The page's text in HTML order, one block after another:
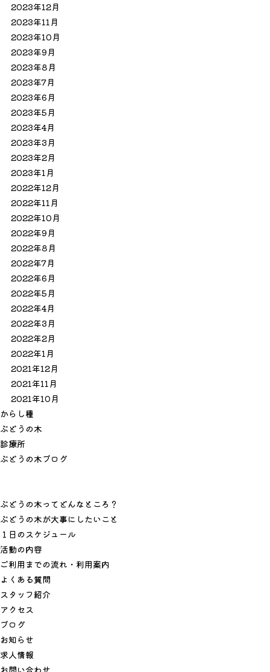
2023年12月
2023年11月
2023年10月
2023年9月
2023年8月
2023年7月
2023年6月
2023年5月
2023年4月
2023年3月
2023年2月
2023年1月
2022年12月
2022年11月
2022年10月
2022年9月
2022年8月
2022年7月
2022年6月
2022年5月
2022年4月
2022年3月
2022年2月
2022年1月
2021年12月
2021年11月
2021年10月
から し種
ぶ ど う の木
診療所
ぶ ど う の木ブロ グ
ぶどうの木ってどんなところ？
ぶどうの木が大事にしたいこと
１日のスケジュール
活動の内容
ご利用までの流れ・利用案内
よくある質問
スタッフ紹介
アクセス
ブログ
お知らせ
求人情報
お問い合わせ